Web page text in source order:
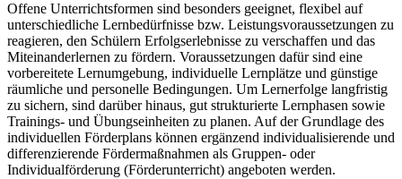
Offene Unterrichtsformen sind besonders geeignet, flexibel auf
unterschiedliche Lernbedürfnisse bzw. Leistungsvoraussetzungen zu
reagieren, den Schülern Erfolgserlebnisse zu verschaffen und das
Miteinanderlernen zu fördern. Voraussetzungen dafür sind eine
vorbereitete Lernumgebung, individuelle Lernplätze und günstige
räumliche und personelle Bedingungen. Um Lernerfolge langfristig
zu sichern, sind darüber hinaus, gut strukturierte Lernphasen sowie
Trainings- und Übungseinheiten zu planen. Auf der Grundlage des
individuellen Förderplans können ergänzend individualisierende und
differenzierende Fördermaßnahmen als Gruppen- oder
Individualförderung (Förderunterricht) angeboten werden.